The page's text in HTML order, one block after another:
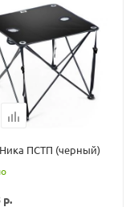
ПСТП (черный)
р.